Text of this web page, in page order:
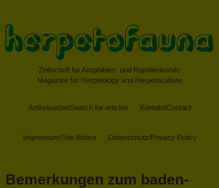
Zeitschrift für Amphibien- und Reptilienkunde
Magazine for Herpetology and Herpetoculture
Artikelsuche/Search for articles Kontakt/Contact
Impressum/Site Notice Datenschutz/Privacy Policy
Bemerkungen zum baden-